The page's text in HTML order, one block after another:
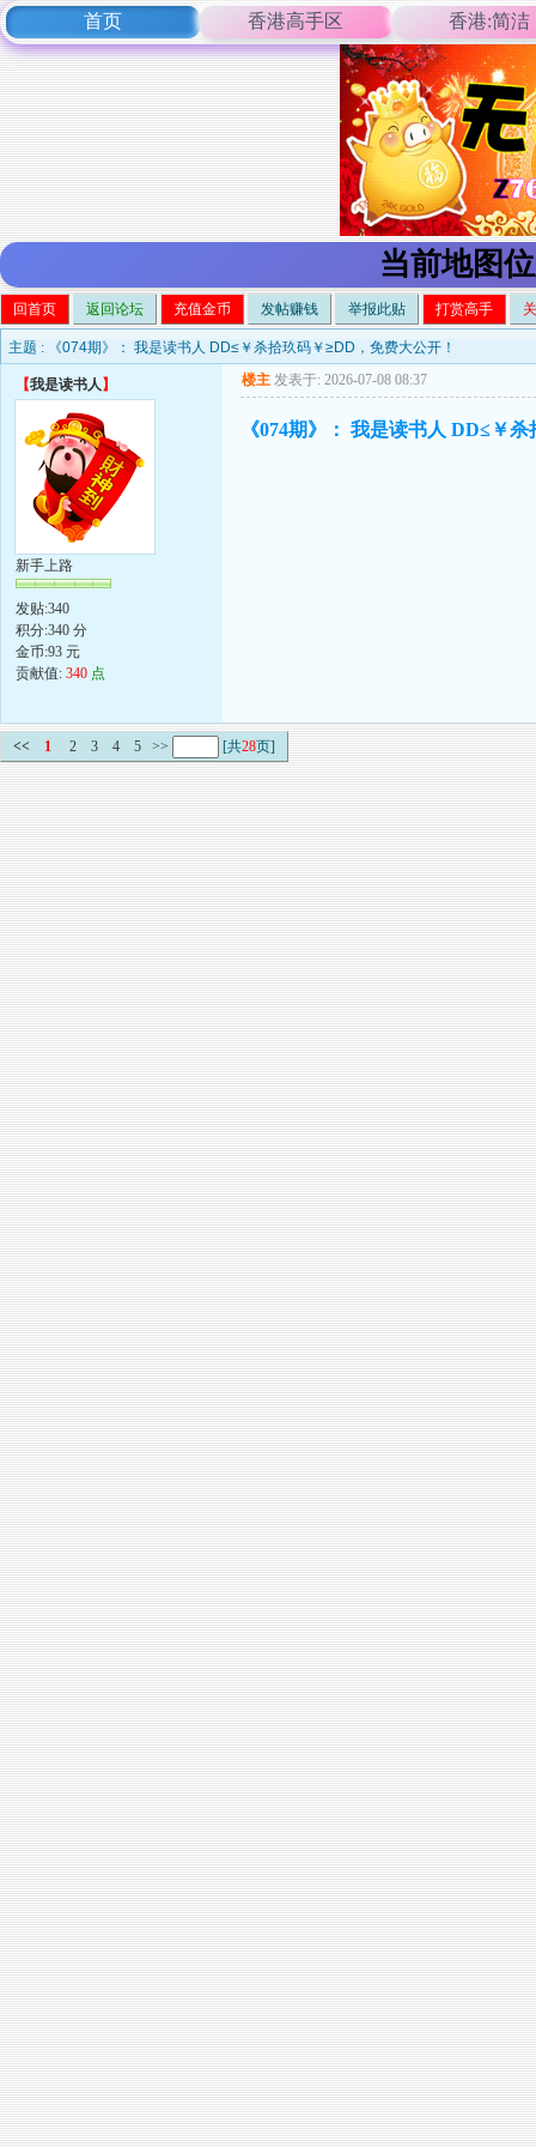
首页 香港高手区 香港:简洁
当前地图
回首页 返回论坛 充值金币 发帖赚钱 举报此贴 打赏高手
主题 : 《074期》： 我是读书人 DD≤￥杀拾玖码￥≥DD，免费大公开！
【我是读书人 】
新手上路
发贴:340
积分:340 分
金币:93 元
贡献值: 340 点
楼主 发表于: 2026-07-08 08:37
《074期》： 我是读书人 DD≤￥
<< 1 2 3 4 5 >> [共28页]